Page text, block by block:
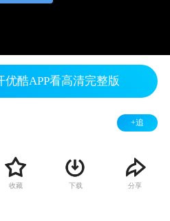
酷APP看高清完整版
+追
收藏 下载 分享